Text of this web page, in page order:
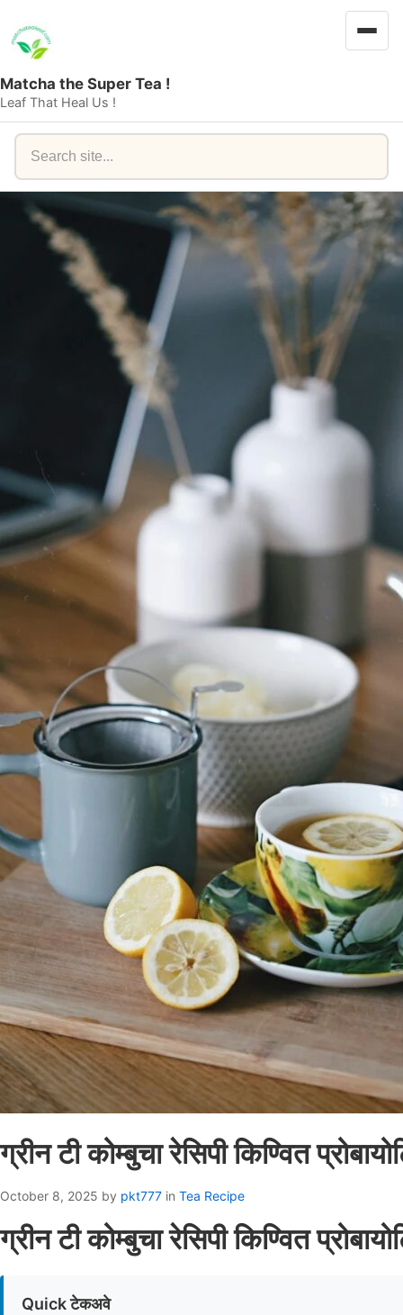
Matcha the Super Tea !
Leaf That Heal Us !
Search
ग्रीन टी कोम्बुचा रेसिपी किण्वित
October 8, 2025 by pkt777 in Tea Recipe
ग्रीन टी कोम्बुचा रेसिपी किण्वित
Quick टेकअवे